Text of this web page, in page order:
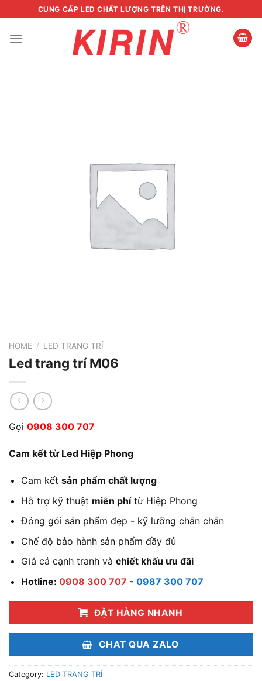
to
content
CUNG CẤP LED CHẤT LƯỢNG TRÊN THỊ TRƯỜNG.
HOME / LED TRANG TRÍ
Led trang trí M06
Gọi 0908 300 707
Cam kết từ Led Hiệp Phong
Cam kết sản phẩm chất lượng
Hỗ trợ kỹ thuật miễn phítừ Hiệp Phong
Đóng gói sản phẩm đẹp - kỹ lưỡng chắn chắn
Chế độ bảo hành sản phẩm đầy đủ
Giá cả cạnh tranh và chiết khấu ưu đãi
Hotline: 0908 300 707 - 0987 300 707
ĐẶT HÀNG NHANH
CHAT QUA ZALO
Category: LED TRANG TRÍ